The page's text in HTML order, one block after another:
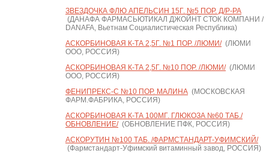
ЗВЕЗДОЧКА ФЛЮ АПЕЛЬСИН 15Г. №5 ПОР. Д/Р-РА
(ДАНАФА ФАРМАСЬЮТИКАЛ ДЖОЙНТ СТОК КОМПАНИ /
DANAFA, Вьетнам Социалистическая Республика)
АСКОРБИНОВАЯ К-ТА 2,5Г. №1 ПОР. /ЛЮМИ/(ЛЮМИ
ООО, РОССИЯ)
АСКОРБИНОВАЯ К-ТА 2,5Г. №10 ПОР. /ЛЮМИ/(ЛЮМИ
ООО, РОССИЯ)
ФЕНИПРЕКС-С №10 ПОР. МАЛИНА(МОСКОВСКАЯ
ФАРМ.ФАБРИКА, РОССИЯ)
АСКОРБИНОВАЯ К-ТА 100МГ. ГЛЮКОЗА №60 ТАБ./
ОБНОВЛЕНИЕ/(ОБНОВЛЕНИЕ ПФК, РОССИЯ)
АСКОРУТИН №100 ТАБ. /ФАРМСТАНДАРТ-УФИМСКИЙ/
(Фармстандарт-Уфимский витаминный завод, РОССИЯ)